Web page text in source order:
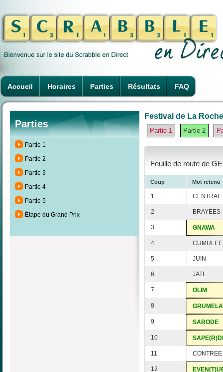
Accueil Horaires Parties Résultats FAQ
Parties
Partie 1
Partie 2
Partie 3
Partie 4
Partie 5
Étape du Grand Prix
Festival de La
Partie 1 Partie 2
Feuille de route de
Coup Mot retenu
1 CENTRAI
2 BRAYEES
3 GNAWA
4 CUMULEE
5 JUIN
6 JATI
7 OLIM
8
9 SARODE
10
11 CONTREE
12